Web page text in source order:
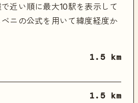
近い順に最大10駅を表示して
ニの公式を用いて緯度経度か
1.5 km
1.5 km